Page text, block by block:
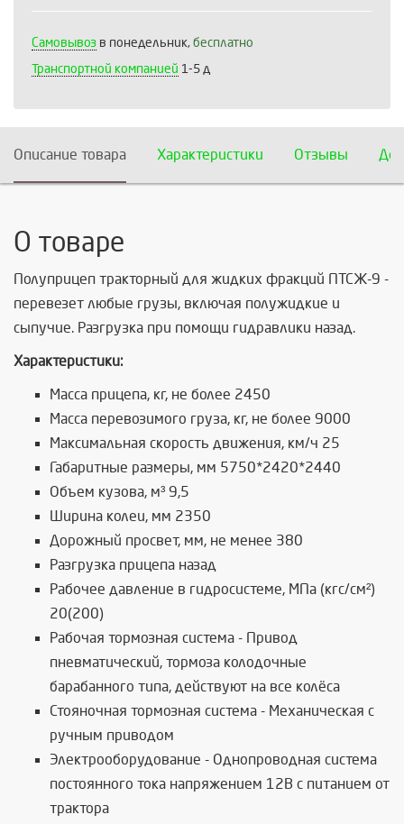
Самовывоз в понедельник, бесплатно
Транспортной компанией 1-5 д
Описание товара Характеристики Отзывы
О товаре
Полуприцеп тракторный для жидких фракций ПТСЖ-9 -
перевезет любые грузы, включая полужидкие и
сыпучие. Разгрузка при помощи гидравлики назад.
Характеристики:
Масса прицепа, кг, не более 2450
Масса перевозимого груза, кг, не более 9000
Максимальная скорость движения, км/ч 25
Габаритные размеры, мм 5750*2420*2440
Объем кузова, м³ 9,5
Ширина колеи, мм 2350
Дорожный просвет, мм, не менее 380
Разгрузка прицепа назад
Рабочее давление в гидросистеме, МПа (кгс/см²)
20(200)
Рабочая тормозная система - Привод
пневматический, тормоза колодочные
барабанного типа, действуют на все колёса
Стояночная тормозная система - Механическая с
ручным приводом
Электрооборудование - Однопроводная система
постоянного тока напряжением 12В с питанием от
трактора